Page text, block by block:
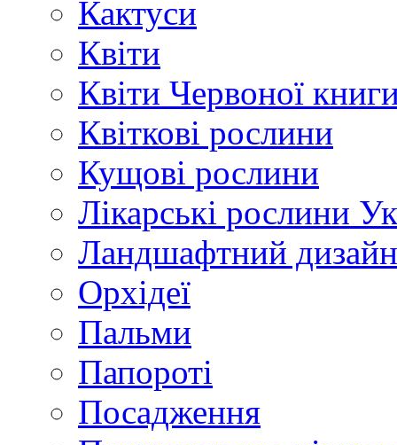
Кактуси
Квіти
Квіти Червоної
Квіткові рослини
Кущові рослини
Лікарські рослини
Ландшафтний дизайн
Орхідеї
Пальми
Папороті
Посадження